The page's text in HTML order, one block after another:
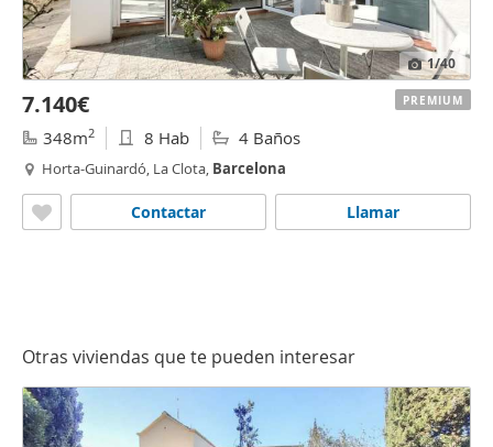
1/40
7.140€
348m2 8 Hab 4 Baños
Horta-Guinardó, La Clota, Barcelona
Llamar
Contactar
PREMIUM
Otras viviendas que te pueden interesar